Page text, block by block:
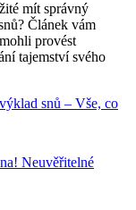
mít správný
Článek vám
provést
tajemství svého
snů – Vše, co